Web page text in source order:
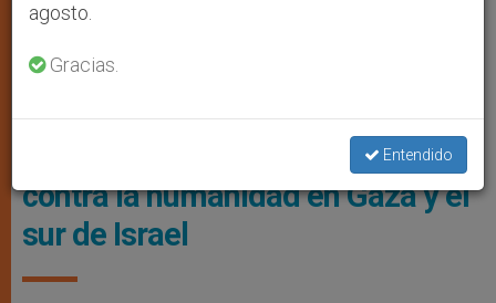
Tres órdenes de detención
internacionales por crímenes
contra la humanidad en Gaza y el
sur de Israel
agosto.
Gracias.
Entendido